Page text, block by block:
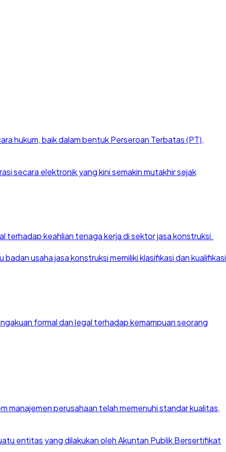
hukum, baik dalam bentuk Perseroan Terbatas (PT),
secara elektronik yang kini semakin mutakhir sejak
keahlian tenaga kerja di sektor jasa konstruksi.
usaha jasa konstruksi memiliki klasifikasi dan kualifikasi
formal dan legal terhadap kemampuan seorang
perusahaan telah memenuhi standar kualitas,
entitas yang dilakukan oleh Akuntan Publik Bersertifikat